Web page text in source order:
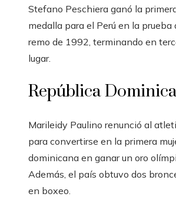
Stefano Peschiera ganó la
medalla para el Perú en la prueba
remo de 1992, terminando en
lugar.
República
Marileidy Paulino renunció al
para convertirse en la primera
dominicana en ganar un oro
Además, el país obtuvo dos
en boxeo.